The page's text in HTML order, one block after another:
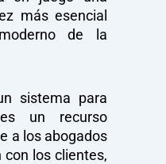
más esencial
de la
sistema para
un recurso
a los abogados
con los clientes,